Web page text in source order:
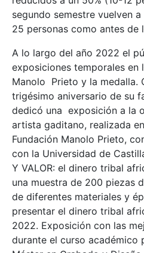
segundo semestre vuelven
25 personas como antes de
A lo largo del año 2022 el
exposiciones temporales en
Manolo Prieto y la medalla.
trigésimo aniversario de su
dedicó una exposición a la
artista gaditano, realizada
Fundación Manolo Prieto,
con la Universidad de
Y VALOR: el dinero tribal
una muestra de 200 piezas
de diferentes materiales y
presentar el dinero tribal
2022. Exposición con las
durante el curso académico